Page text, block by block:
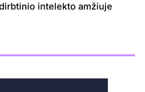
intelekto amžiuje